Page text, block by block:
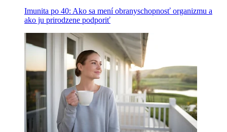
Imunita po 40: Ako sa mení obranyschopnosť organizmu a
ako ju prirodzene podporiť